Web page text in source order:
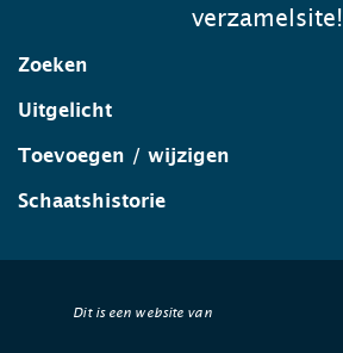
verzamelsite!
Zoeken
Uitgelicht
Toevoegen / wijzigen
Schaatshistorie
Dit is een website van